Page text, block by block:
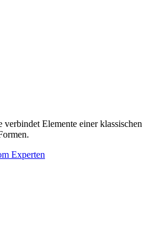
Elemente einer klassischen